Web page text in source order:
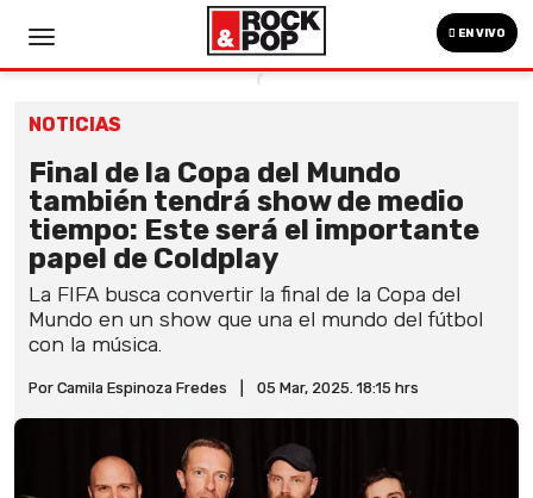
EN VIVO
NOTICIAS
Final de la Copa del Mundo
también tendrá show de medio
tiempo: Este será el importante
papel de Coldplay
La FIFA busca convertir la final de la Copa del
Mundo en un show que una el mundo del fútbol
con la música.
Por Camila Espinoza Fredes 05 Mar, 2025. 18:15 hrs